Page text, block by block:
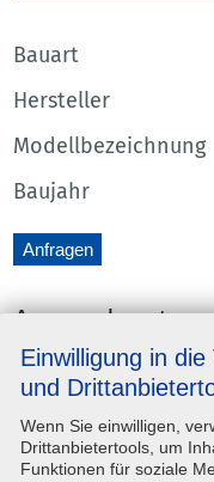
Bauart
Hersteller
Modellbezeichnung
Baujahr
Anfragen
Ansprechpartner
Adresse
Einwilligung in
und
Wenn Sie einwilligen,
Drittanbietertools, um
Funktionen für soziale